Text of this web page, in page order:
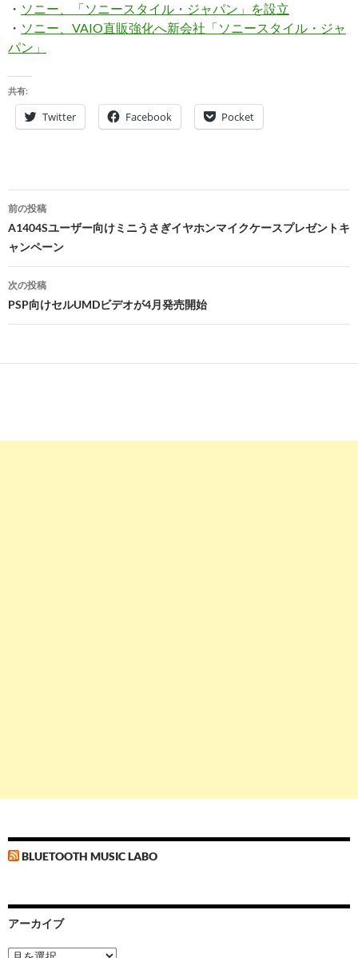
・ ソニー、「ソニースタイル・ジャパン」を設立
・ ソニー、VAIO直販強化へ新会社「ソニースタイル・ジャ
パン」
共有:
Twitter Facebook Pocket
投
稿
ナ
ビ
ゲ
シ
前の投稿
A1404Sユーザー向けミニうさぎイヤホンマイクケースプレゼントキ
ャンペーン
次の投稿
PSP向けセルUMDビデオが4月発売開始
BLUETOOTH MUSIC LABO
アーカイブ
ア